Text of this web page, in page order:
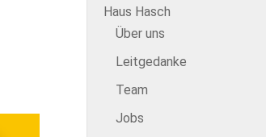
Haus Hasch
Über uns
Leitgedanke
Team
Jobs